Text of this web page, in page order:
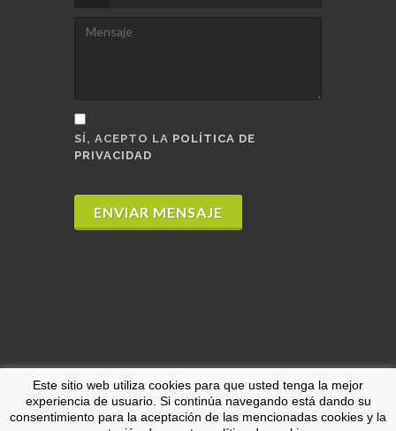
SÍ, ACEPTO LA POLÍTICA DE
PRIVACIDAD
ENVIAR MENSAJE
Copyrights © 2026 Todos los derechos
Este sitio web utiliza cookies para que usted tenga la mejor
experiencia de usuario. Si continúa navegando está dando su
consentimiento para la aceptación de las mencionadas cookies y la